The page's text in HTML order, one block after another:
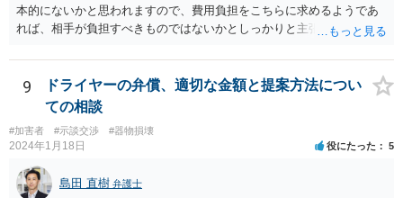
本的にないかと思われますので、費用負担をこちらに求めるようであ
れば、相手が負担すべきものではないかとしっかりと主張されて良い
9
ドライヤーの弁償、適切な金額と提案方法につい
ての相談
#加害者 #示談交渉 #器物損壊
2024年1月18日 役にたった 5
島田 直樹 弁護士